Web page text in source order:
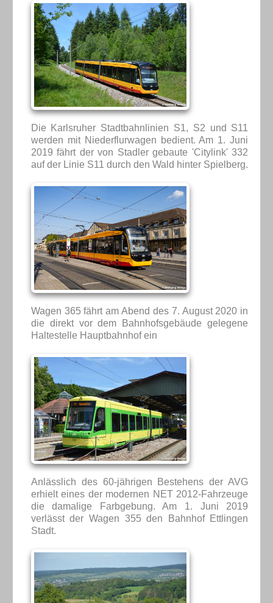
Die Karlsruher Stadtbahnlinien S1, S2 und S11
werden mit Niederflurwagen bedient. Am 1. Juni
2019 fährt der von Stadler gebaute 'Citylink' 332
auf der Linie S11 durch den Wald hinter Spielberg.
Wagen 365 fährt am Abend des 7. August 2020 in
die direkt vor dem Bahnhofsgebäude gelegene
Haltestelle Hauptbahnhof ein
Anlässlich des 60-jährigen Bestehens der AVG
erhielt eines der modernen NET 2012-Fahrzeuge
die damalige Farbgebung. Am 1. Juni 2019
verlässt der Wagen 355 den Bahnhof Ettlingen
Stadt.